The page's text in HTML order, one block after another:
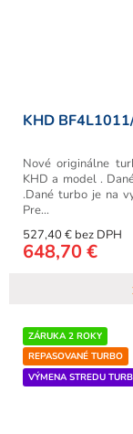
KHD
527,40 € bez DPH
648,70 €
Nové originálne
KHD a model .
.Dané turbo je na
Pre...
ZÁRUKA 2 ROKY
REPASOVANÉ TURBO
VÝMENA STREDU